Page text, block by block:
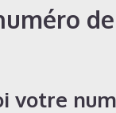
votre